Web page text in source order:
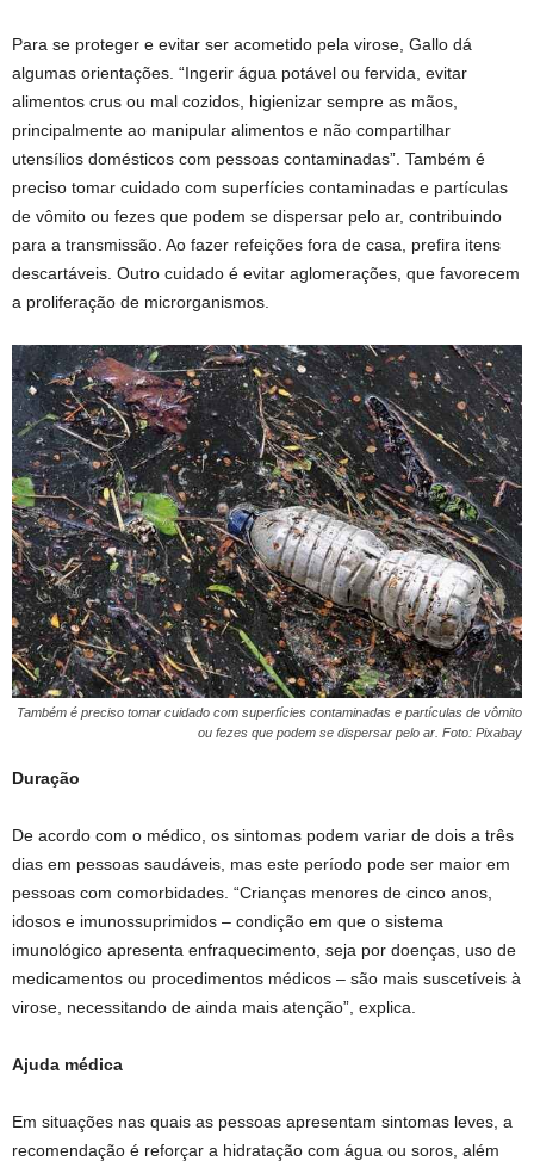
Para se proteger e evitar ser acometido pela virose, Gallo dá
algumas orientações. “Ingerir água potável ou fervida, evitar
alimentos crus ou mal cozidos, higienizar sempre as mãos,
principalmente ao manipular alimentos e não compartilhar
utensílios domésticos com pessoas contaminadas”. Também é
preciso tomar cuidado com superfícies contaminadas e partículas
de vômito ou fezes que podem se dispersar pelo ar, contribuindo
para a transmissão. Ao fazer refeições fora de casa, prefira itens
descartáveis. Outro cuidado é evitar aglomerações, que favorecem
a proliferação de microrganismos.
Também é preciso tomar cuidado com superfícies contaminadas e partículas de vômito
ou fezes que podem se dispersar pelo ar. Foto: Pixabay
Duração
De acordo com o médico, os sintomas podem variar de dois a três
dias em pessoas saudáveis, mas este período pode ser maior em
pessoas com comorbidades. “Crianças menores de cinco anos,
idosos e imunossuprimidos – condição em que o sistema
imunológico apresenta enfraquecimento, seja por doenças, uso de
medicamentos ou procedimentos médicos – são mais suscetíveis à
virose, necessitando de ainda mais atenção”, explica.
Ajuda médica
Em situações nas quais as pessoas apresentam sintomas leves, a
recomendação é reforçar a hidratação com água ou soros, além